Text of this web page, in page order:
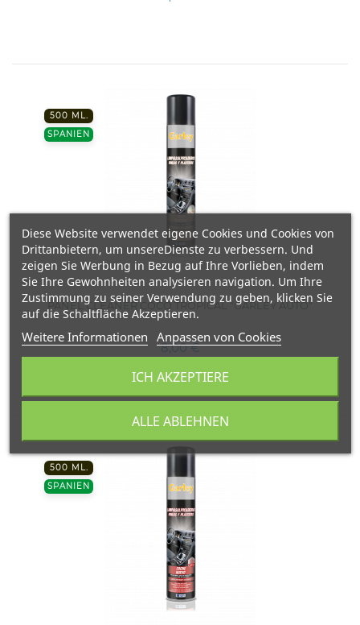
500 ML.
SPANIEN
PANEL CLEANER COCO TROPICAL "GARLEY AUTO"
8,00 €
500 ML.
SPANIEN
Diese Website verwendet eigene Cookies und Cookies von
Drittanbietern, um unsereDienste zu verbessern. Und
zeigen Sie Werbung in Bezug auf Ihre Vorlieben, indem
Sie Ihre Gewohnheiten analysieren navigation. Um Ihre
Zustimmung zu seiner Verwendung zu geben, klicken Sie
auf die Schaltfläche Akzeptieren.
Weitere Informationen Anpassen von Cookies
ALLE ABLEHNEN
ICH AKZEPTIERE